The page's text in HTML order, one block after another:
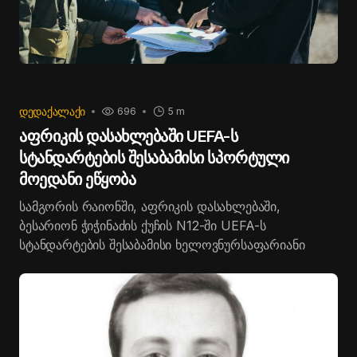
განვახორციელოთ შემოვლა მსუბუქი
ავტომანქანებით“, - აღნიშნა გიორგი პაპავამ.
ᲓᲔᲓᲐᲥᲐᲚᲐᲥᲘ 5 m
696
აფრიკის დასახლებაში UEFA-ს
სტანდარტების შესაბამისი სპორტული
მოედანი ეწყობა
სამგორის რაიონში, აფრიკის დასახლებაში,
ბესარიონ ჭიჭინაძის ქუჩის N12-ში UEFA-ს
სტანდარტების შესაბამისი ხელოვნურსაფარიანი
სამუშაოები, რომელიც 5 000 კვ.მ ფართობზე
მიმდინარეობს, დღეს თბილისის მერმა კახა კალაძემ
მოადგილე კახა აბულაძესთან ერთად
დაათვალიერა.